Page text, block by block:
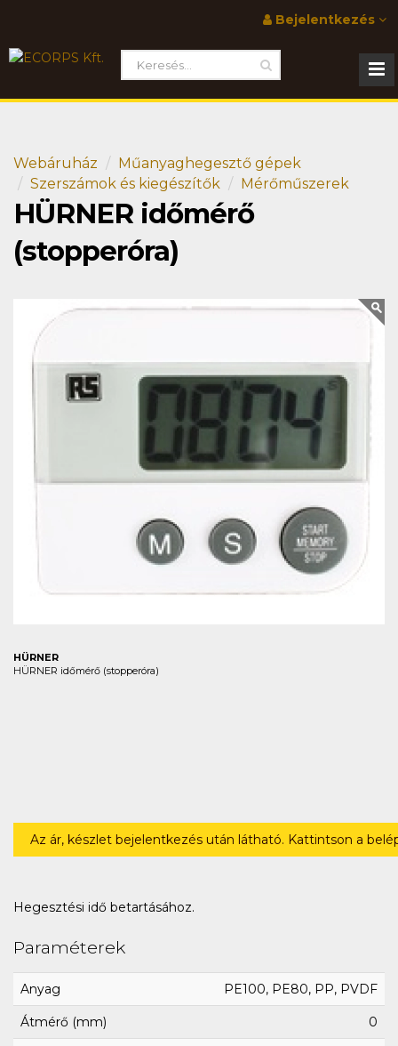
Bejelentkezés
Webáruház
Műanyaghegesztő gépek
Szerszámok és kiegészítők
Mérőműszerek
HÜRNER időmérő
(stopperóra)
HÜRNER
HÜRNER időmérő (stopperóra)
Az ár, készlet bejelentkezés után látható. Kattintson a
Hegesztési idő betartásához.
Paraméterek
Anyag PE100, PE80, PP, PVDF
Átmérő (mm) 0